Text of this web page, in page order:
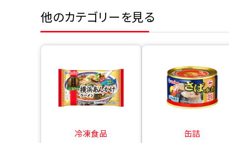
他のカテゴリーを見る
冷凍食品 缶詰